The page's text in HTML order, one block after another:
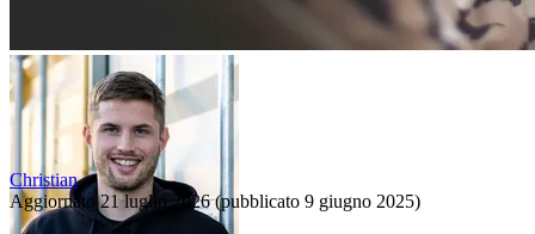
Christian
Aggiornato21 luglio 2026(pubblicato 9 giugno 2025)